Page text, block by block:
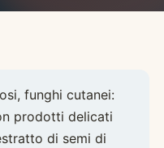
funghi cutanei:
prodotti delicati
di semi di